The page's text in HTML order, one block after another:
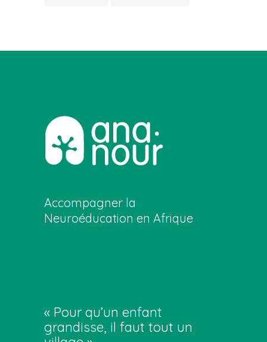
Accompagner la
Neuroéducation en Afrique
« Pour qu’un enfant
grandisse, il faut tout un